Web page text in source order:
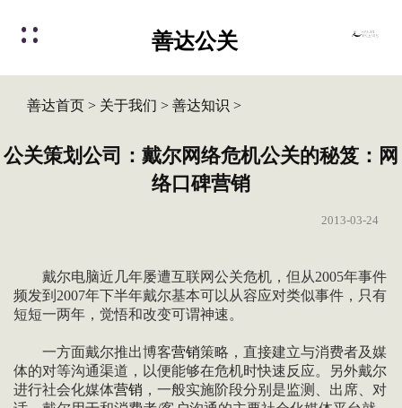
善达公关
善达首页> 关于我们 > 善达知识 >
公关策划公司：戴尔网络危机公关的秘笈：网
络口碑营销
2013-03-24
戴尔电脑近几年屡遭互联网公关危机，但从2005年事件
频发到2007年下半年戴尔基本可以从容应对类似事件，只有
短短一两年，觉悟和改变可谓神速。
一方面戴尔推出博客营销策略，直接建立与消费者及媒
体的对等沟通渠道，以便能够在危机时快速反应。另外戴尔
进行社会化媒体营销 ，一般实施阶段分别是监测、出席、对